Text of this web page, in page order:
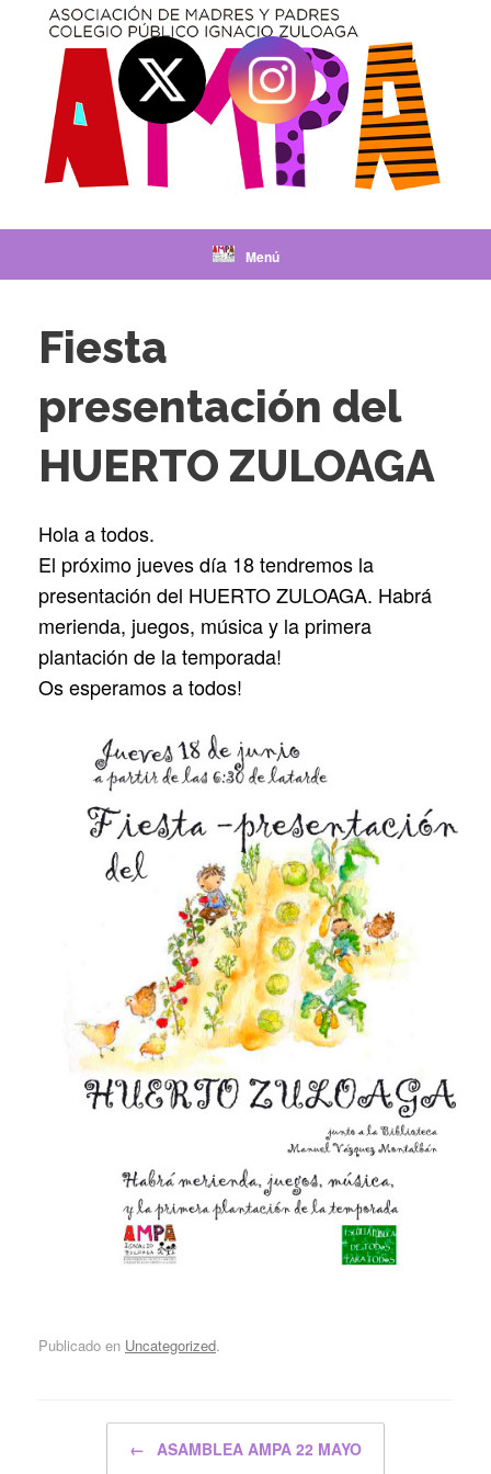
Menú
Fiesta
presentación del
HUERTO ZULOAGA
Hola a todos.
El próximo jueves día 18 tendremos la
presentación del HUERTO ZULOAGA. Habrá
merienda, juegos, música y la primera
plantación de la temporada!
Os esperamos a todos!
Publicado en Uncategorized.
← ASAMBLEA AMPA 22 MAYO